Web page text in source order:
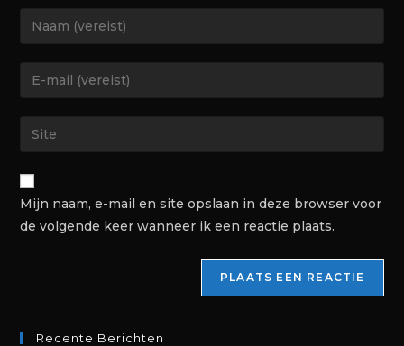
Mijn naam, e-mail en site opslaan in deze browser voor
de volgende keer wanneer ik een reactie plaats.
Recente Berichten